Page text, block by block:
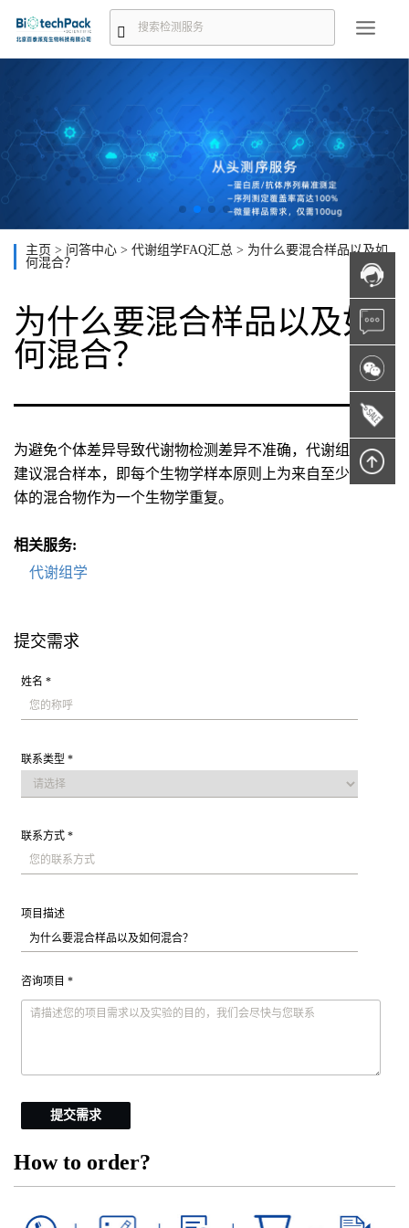
主页 > 问答中心 > 代谢组学FAQ汇总 > 为什么要混合样品以及如
何混合？
为什么要混合样品以及如
何混合？
为避免个体差异导致代谢物检测差异不准确，代谢组学检测
建议混合样本，即每个生物学样本原则上为来自至少3个个
体的混合物作为一个生物学重复。
相关服务:
代谢组学
提交需求
姓名 *
联系类型 *
联系方式 *
项目描述
咨询项目 *
提交需求
How to order?